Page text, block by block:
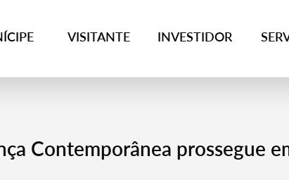
VISITANTE INVESTIDOR
Contemporânea prossegue